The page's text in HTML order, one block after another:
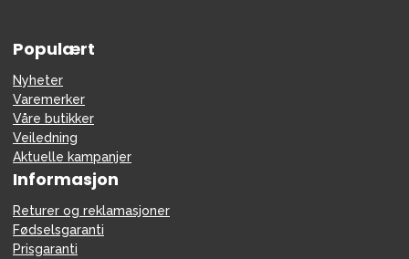
Populært
Nyheter
Varemerker
Våre butikker
Veiledning
Aktuelle kampanjer
Informasjon
Returer og reklamasjoner
Fødselsgaranti
Prisgaranti